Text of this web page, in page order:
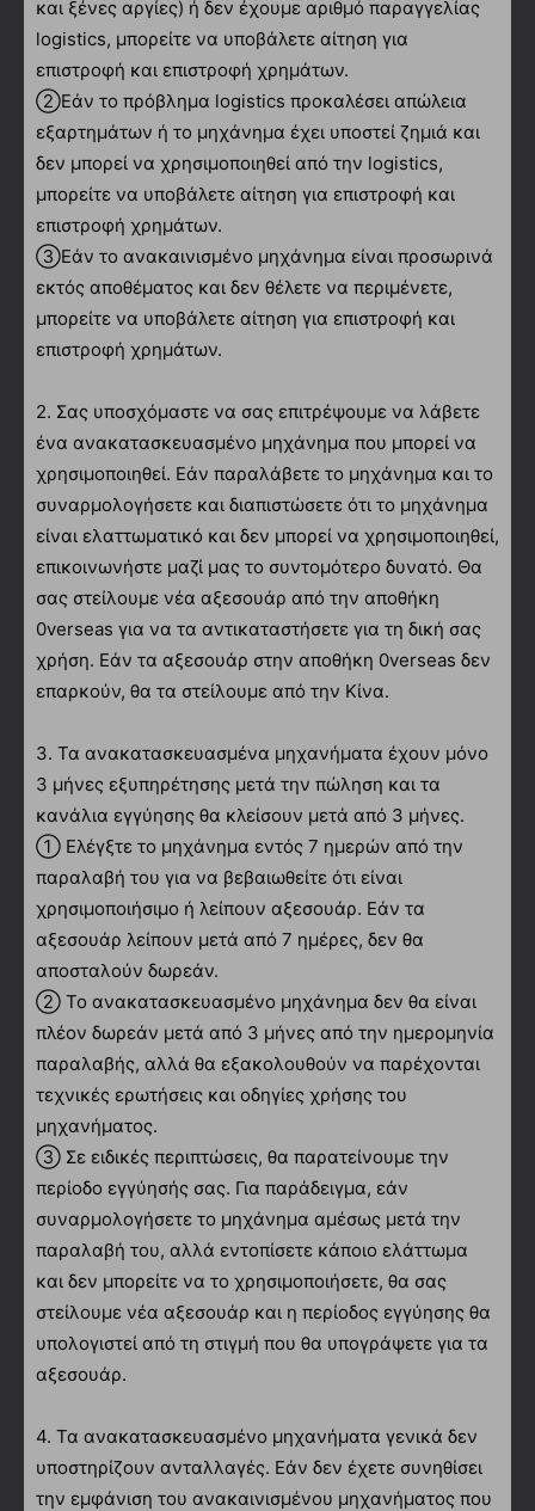
και ξένες αργίες) ή δεν έχουμε αριθμό παραγγελίας
logistics, μπορείτε να υποβάλετε αίτηση για
επιστροφή και επιστροφή χρημάτων.
②Εάν το πρόβλημα logistics προκαλέσει απώλεια
εξαρτημάτων ή το μηχάνημα έχει υποστεί ζημιά και
δεν μπορεί να χρησιμοποιηθεί από την logistics,
μπορείτε να υποβάλετε αίτηση για επιστροφή και
επιστροφή χρημάτων.
③Εάν το ανακαινισμένο μηχάνημα είναι προσωρινά
εκτός αποθέματος και δεν θέλετε να περιμένετε,
μπορείτε να υποβάλετε αίτηση για επιστροφή και
επιστροφή χρημάτων.
2. Σας υποσχόμαστε να σας επιτρέψουμε να λάβετε
ένα ανακατασκευασμένο μηχάνημα που μπορεί να
χρησιμοποιηθεί. Εάν παραλάβετε το μηχάνημα και το
συναρμολογήσετε και διαπιστώσετε ότι το μηχάνημα
είναι ελαττωματικό και δεν μπορεί να χρησιμοποιηθεί,
επικοινωνήστε μαζί μας το συντομότερο δυνατό. Θα
σας στείλουμε νέα αξεσουάρ από την αποθήκη
0verseas για να τα αντικαταστήσετε για τη δική σας
χρήση. Εάν τα αξεσουάρ στην αποθήκη 0verseas δεν
επαρκούν, θα τα στείλουμε από την Κίνα.
3. Τα ανακατασκευασμένα μηχανήματα έχουν μόνο
3 μήνες εξυπηρέτησης μετά την πώληση και τα
κανάλια εγγύησης θα κλείσουν μετά από 3 μήνες.
① Ελέγξτε το μηχάνημα εντός 7 ημερών από την
παραλαβή του για να βεβαιωθείτε ότι είναι
χρησιμοποιήσιμο ή λείπουν αξεσουάρ. Εάν τα
αξεσουάρ λείπουν μετά από 7 ημέρες, δεν θα
αποσταλούν δωρεάν.
② Το ανακατασκευασμένο μηχάνημα δεν θα είναι
πλέον δωρεάν μετά από 3 μήνες από την ημερομηνία
παραλαβής, αλλά θα εξακολουθούν να παρέχονται
τεχνικές ερωτήσεις και οδηγίες χρήσης του
μηχανήματος.
③ Σε ειδικές περιπτώσεις, θα παρατείνουμε την
περίοδο εγγύησής σας. Για παράδειγμα, εάν
συναρμολογήσετε το μηχάνημα αμέσως μετά την
παραλαβή του, αλλά εντοπίσετε κάποιο ελάττωμα
και δεν μπορείτε να το χρησιμοποιήσετε, θα σας
στείλουμε νέα αξεσουάρ και η περίοδος εγγύησης θα
υπολογιστεί από τη στιγμή που θα υπογράψετε για τα
αξεσουάρ.
4. Τα ανακατασκευασμένο μηχανήματα γενικά δεν
υποστηρίζουν ανταλλαγές. Εάν δεν έχετε συνηθίσει
την εμφάνιση του ανακαινισμένου μηχανήματος που